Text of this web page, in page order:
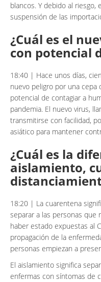
blancos. Y debido al riesgo,
suspensión de las
¿Cuál es el
con potencial
18:40 | Hace unos días,
nuevo peligro por una
potencial de contagiar a
pandemia. El nuevo virus,
transmitirse con facilidad,
asiático para mantener
¿Cuál es la
aislamiento,
18:20 | La cuarentena
separar a las personas que
haber estado expuestas al
propagación de la
personas empiezan a
El aislamiento significa
enfermas con síntomas de